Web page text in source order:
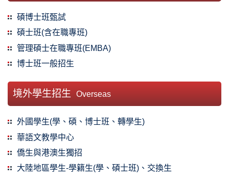
碩博士班甄試
碩士班(含在職專班)
管理碩士在職專班(EMBA)
博士班一般招生
境外學生招生 Overseas
外國學生(學、碩、博士班、轉學生)
華語文教學中心
僑生與港澳生獨招
大陸地區學生-學籍生(學、碩士班)、交換生